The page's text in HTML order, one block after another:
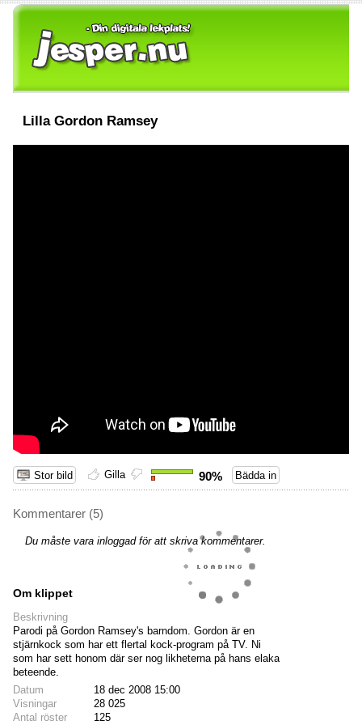
Lilla Gordon Ramsey
Stor bild Gilla 90% Bädda in
Kommentarer (5)
Du måste vara inloggad för att skriva kommentarer.
Om klippet
Beskrivning
Parodi på Gordon Ramsey's barndom. Gordon är en
stjärnkock som har ett flertal kock-program på TV. Ni
som har sett honom där ser nog likheterna på hans elaka
beteende.
Datum
18 dec 2008 15:00
Visningar
28 025
Antal röster
125